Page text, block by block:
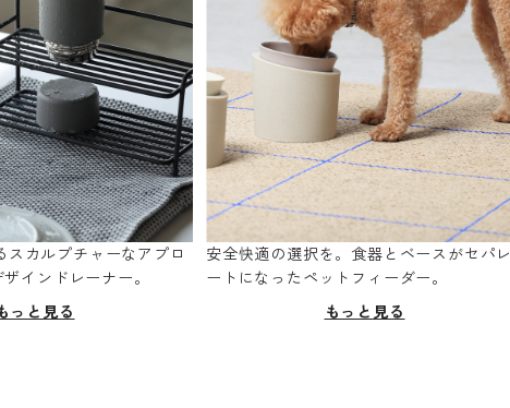
カルプチャーなアプロ
インドレーナー。
っと見る
安全快適の選択を。食器とベースがセパレ
ートになったペットフィーダー。
もっと見る